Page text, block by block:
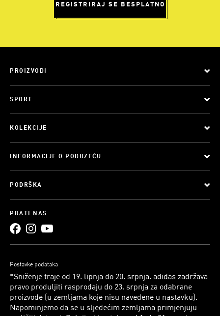
REGISTRIRAJ SE BESPLATNO
PROIZVODI
SPORT
KOLEKCIJE
INFORMACIJE O PODUZEĆU
PODRŠKA
PRATI NAS
Postavke podataka
*Sniženje traje od 19. lipnja do 20. srpnja. adidas zadržava
pravo produljiti rasprodaju do 23. srpnja za odabrane
proizvode (u zemljama koje nisu navedene u nastavku).
Napominjemo da se u sljedećim zemljama primjenjuju